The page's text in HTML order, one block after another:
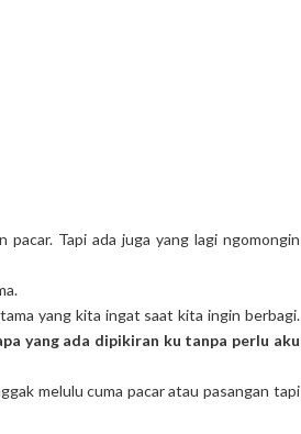
Tapi ada juga yang lagi ngomongin
yang kita ingat saat kita ingin berbagi.
yang ada dipikiran ku tanpa perlu aku
melulu cuma pacar atau pasangan tapi